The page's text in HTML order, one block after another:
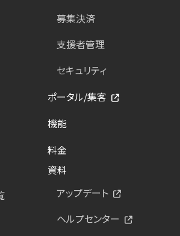
募集決済
支援者管理
セキュリティ
ポータル/集客
機能
料金
資料
アップデート
ヘルプセンター